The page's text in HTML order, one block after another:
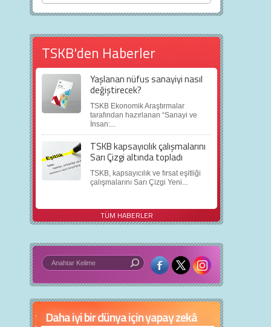
TSKB'den Haberler
Yaşlanan nüfus sanayiyi nasıl
değiştirecek?
TSKB Ekonomik Araştırmalar
tarafından hazırlanan “Sanayi ve
İnsan:...
TSKB kapsayıcılık çalışmalarını
Sarı Çizgi altında topladı
TSKB, kapsayıcılık ve fırsat eşitliği
çalışmalarını Sarı Çizgi Yeni...
TÜM HABERLER
Daha iyi bir dünya için yapay zekâ